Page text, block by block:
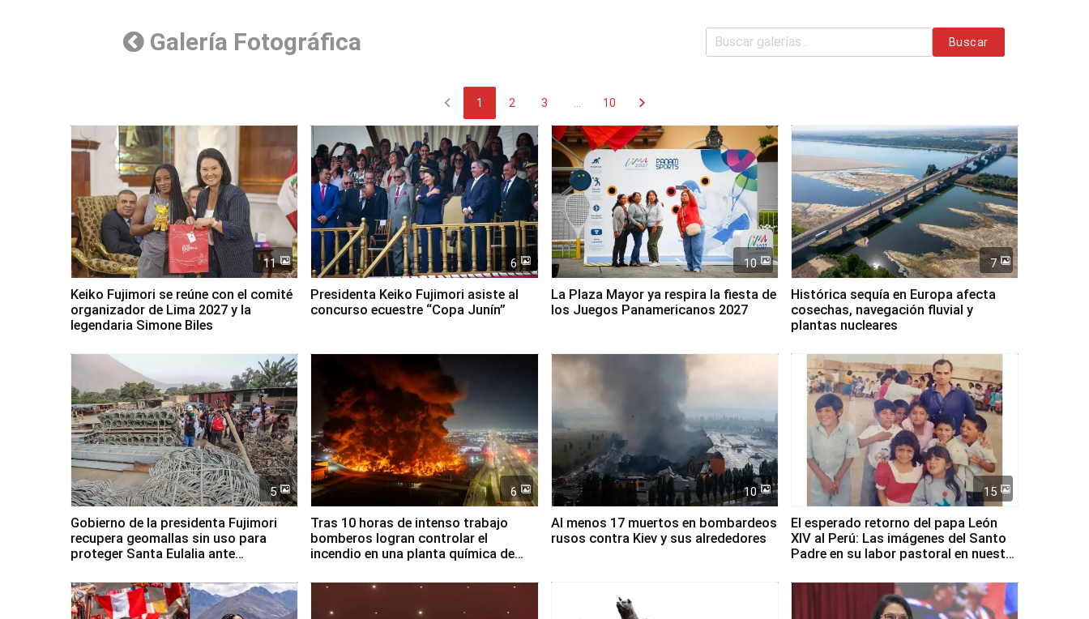
Galería Fotográfica Buscar
chevron_left 1 2 3 10 chevron_right
11
Keiko Fujimori se reúne con el comité
organizador de Lima 2027 y la
legendaria Simone Biles
6
Presidenta Keiko Fujimori asiste al
concurso ecuestre “Copa Junín”
10
La Plaza Mayor ya respira la fiesta de
los Juegos Panamericanos 2027
7
Histórica sequía en Europa afecta
cosechas, navegación fluvial y
plantas nucleares
5
Gobierno de la presidenta Fujimori
recupera geomallas sin uso para
proteger Santa Eulalia ante
6
Tras 10 horas de intenso trabajo
bomberos logran controlar el
incendio en una planta química de
10
Al menos 17 muertos en bombardeos
rusos contra Kiev y sus alrededores
15
El esperado retorno del papa León
XIV al Perú: Las imágenes del Santo
Padre en su labor pastoral en nuestro